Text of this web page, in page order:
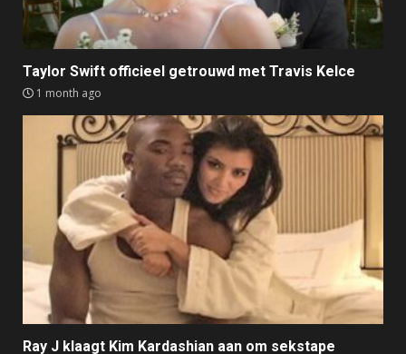
Taylor Swift officieel getrouwd met Travis Kelce
1 month ago
Ray J klaagt Kim Kardashian aan om sekstape